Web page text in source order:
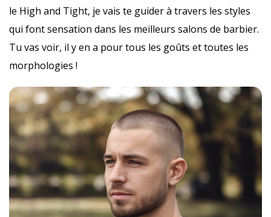
le High and Tight, je vais te guider à travers les styles
qui font sensation dans les meilleurs salons de barbier.
Tu vas voir, il y en a pour tous les goûts et toutes les
morphologies !